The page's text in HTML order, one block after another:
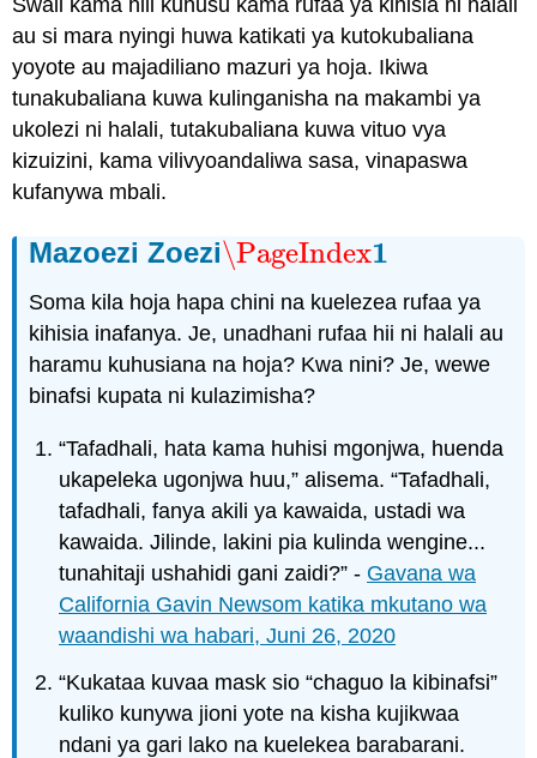
Swali kama hili kuhusu kama rufaa ya kihisia ni halali
au si mara nyingi huwa katikati ya kutokubaliana
yoyote au majadiliano mazuri ya hoja. Ikiwa
tunakubaliana kuwa kulinganisha na makambi ya
ukolezi ni halali, tutakubaliana kuwa vituo vya
kizuizini, kama vilivyoandaliwa sasa, vinapaswa
kufanywa mbali.
Mazoezi Zoezi\PageIndex1
\PageIndex1
Soma kila hoja hapa chini na kuelezea rufaa ya
kihisia inafanya. Je, unadhani rufaa hii ni halali au
haramu kuhusiana na hoja? Kwa nini? Je, wewe
binafsi kupata ni kulazimisha?
“Tafadhali, hata kama huhisi mgonjwa, huenda
ukapeleka ugonjwa huu,” alisema. “Tafadhali,
tafadhali, fanya akili ya kawaida, ustadi wa
kawaida. Jilinde, lakini pia kulinda wengine...
tunahitaji ushahidi gani zaidi?” - Gavana wa
California Gavin Newsom katika mkutano wa
waandishi wa habari, Juni 26, 2020
“Kukataa kuvaa mask sio “chaguo la kibinafsi”
kuliko kunywa jioni yote na kisha kujikwaa
ndani ya gari lako na kuelekea barabarani.